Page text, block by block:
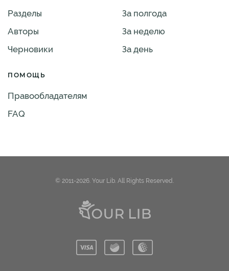
Разделы
Авторы
Черновики
За полгода
За неделю
За день
ПОМОЩЬ
Правообладателям
FAQ
© 2011-2026. Your Lib. All Rights Reserved.